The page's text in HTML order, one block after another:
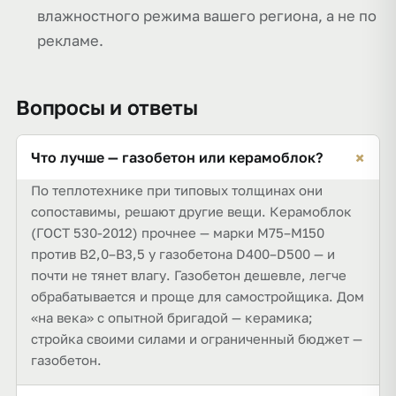
влажностного режима вашего региона, а не по
рекламе.
Вопросы и ответы
Что лучше — газобетон или керамоблок? +
По теплотехнике при типовых толщинах они
сопоставимы, решают другие вещи. Керамоблок
(ГОСТ 530-2012) прочнее — марки М75–М150
против B2,0–B3,5 у газобетона D400–D500 — и
почти не тянет влагу. Газобетон дешевле, легче
обрабатывается и проще для самостройщика. Дом
«на века» с опытной бригадой — керамика;
стройка своими силами и ограниченный бюджет —
газобетон.